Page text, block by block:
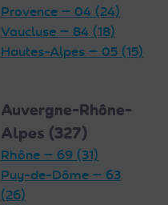
Provence — 04 (24)
Vaucluse — 84 (18)
Hautes-Alpes — 05 (15)
Auvergne-Rhône-
Alpes (327)
Rhône — 69 (31)
Puy-de-Dôme — 63
(26)